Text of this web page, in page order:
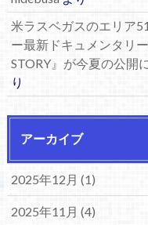
米ラスベガスのエリア
ー最新ドキュメンタリ
STORY』が今夏の公開
り
アーカイブ
2025年12月 (1)
2025年11月 (4)